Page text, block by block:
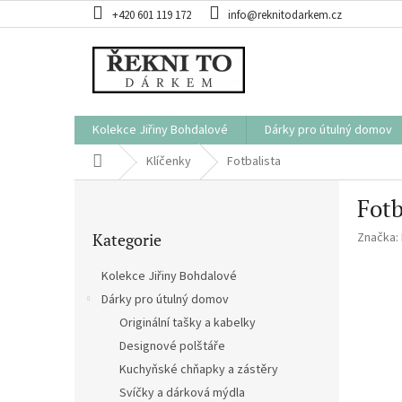
na
+420 601 119 172 info@reknitodarkem.cz
Kolekce Jiřiny Bohdalové Dárky pro útulný domov
Domů Klíčenky Fotbalista
kategorie
Kategorie
Kolekce Jiřiny Bohdalové
Dárky pro útulný domov
Originální tašky a kabelky
Designové polštáře
Kuchyňské chňapky a zástěry
Svíčky a dárková mýdla
Značka: